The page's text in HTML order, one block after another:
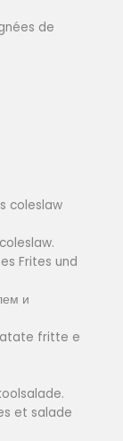
de
coleslaw
Frites und
и
fritte e
et salade